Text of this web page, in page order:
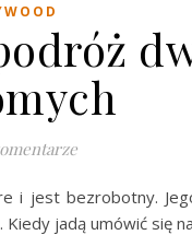
i jest bezrobotny.
jadą umówić się